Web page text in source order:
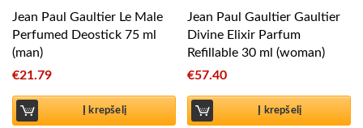
Jean Paul Gaultier Le Male
Perfumed Deostick 75 ml
(man)
€21.79
Į krepšelį
Jean Paul Gaultier Gaultier
Divine Elixir Parfum
Refillable 30 ml (woman)
€57.40
Į krepšelį